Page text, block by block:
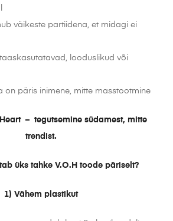
väikeste partiidena, et midagi ei
looduslikud või
on päris inimene, mitte masstootmine
– tegutsemine südamest, mitte
trendist.
üks tahke V.O.H toode päriselt?
1) Vähem plastikut